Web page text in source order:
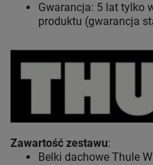
Gwarancja: 5 lat tylko
produktu (gwarancja
Zawartość zestawu:
Belki dachowe Thule